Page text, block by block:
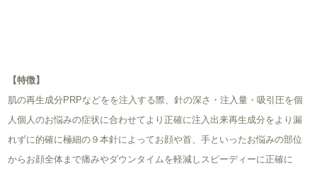
【特徴】
肌の再生成分PRPなどをを注入する際、針の深さ・注入量・吸引圧を個
人個人のお悩みの症状に合わせてより正確に注入出来再生成分をより漏
れずに的確に極細の９本針によってお顔や首、手といったお悩みの部位
からお顔全体まで痛みやダウンタイムを軽減しスピーディーに正確に